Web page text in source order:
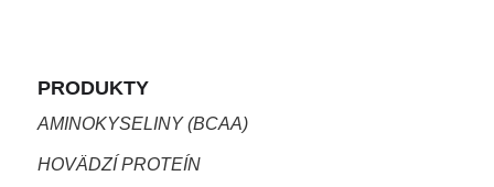
PRODUKTY
AMINOKYSELINY (BCAA)
HOVÄDZÍ PROTEÍN